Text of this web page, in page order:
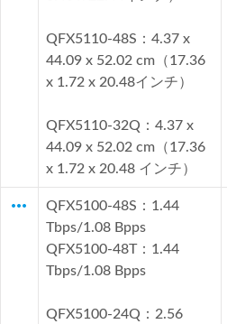
QFX5110-48S：4.37 x
44.09 x 52.02 cm（17.36
x 1.72 x 20.48インチ）
QFX5110-32Q：4.37 x
44.09 x 52.02 cm（17.36
x 1.72 x 20.48 インチ）
more_horiz
QFX5100-48S：1.44
Tbps/1.08 Bpps
QFX5100-48T：1.44
Tbps/1.08 Bpps
QFX5100-24Q：2.56